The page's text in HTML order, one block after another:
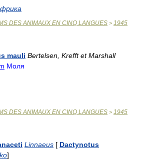
DES ANIMAUX EN CINQ LANGUES > 1945
mauli Bertelsen, Krefft et Marshall
Моля
DES ANIMAUX EN CINQ LANGUES > 1945
Linnaeus [ Dactynotus
]